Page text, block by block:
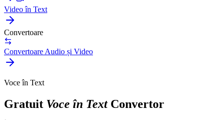
Video în Text
Convertoare
Convertoare Audio și Video
Voce în Text
Gratuit Voce în Text Convertor